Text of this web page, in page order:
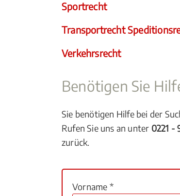
Sportrecht
Transportrecht
Verkehrsrecht
Benötigen Sie
Sie benötigen Hilfe bei der
Rufen Sie uns an unter 0221 -
zurück.
Vorname *